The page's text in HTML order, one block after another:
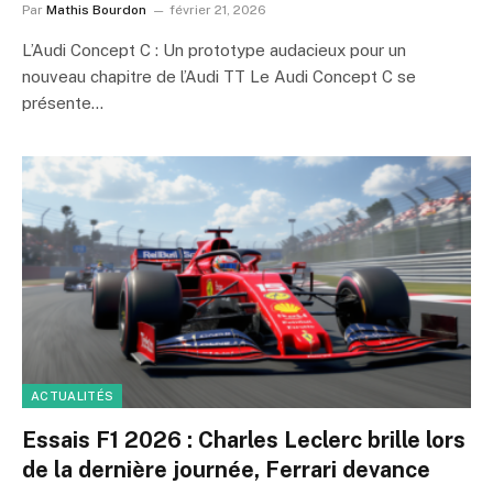
Par Mathis Bourdon février 21, 2026
L’Audi Concept C : Un prototype audacieux pour un
nouveau chapitre de l’Audi TT Le Audi Concept C se
présente…
ACTUALITÉS
Essais F1 2026 : Charles Leclerc brille lors
de la dernière journée, Ferrari devance